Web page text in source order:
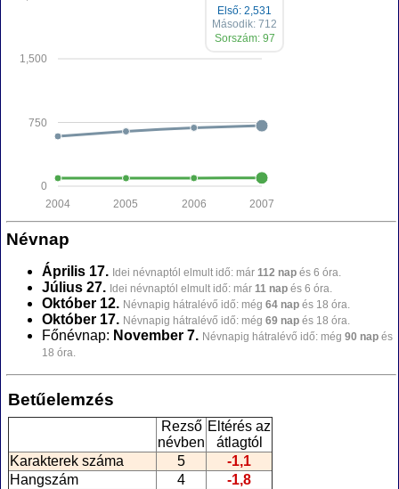
0
750
1,500
2007
2006
2005
2004
Első: 2,531
Második: 712
Sorszám: 97
Névnap
Április 17. Idei névnaptól elmult idő: már 112 nap és 6 óra.
Július 27. Idei névnaptól elmult idő: már 11 nap és 6 óra.
Október 12. Névnapig hátralévő idő: még 64 nap és 18 óra.
Október 17. Névnapig hátralévő idő: még 69 nap és 18 óra.
Főnévnap: November 7. Névnapig hátralévő idő: még 90 nap és
18 óra.
Betűelemzés
Rezső
névben
Eltérés az
átlagtól
Karakterek száma
5
-1,1
Hangszám
4
-1,8